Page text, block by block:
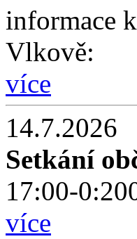
informace
Vlkově:
více
14.7.2026
Setkání
17:00-
více